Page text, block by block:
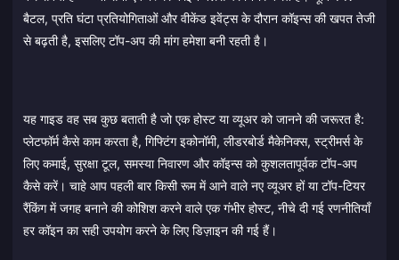
बैटल, प्रति घंटा प्रतियोगिताओं और वीकेंड इवेंट्स के दौरान कॉइन्स की खपत तेजी
से बढ़ती है, इसलिए टॉप-अप की मांग हमेशा बनी रहती है।
यह गाइड वह सब कुछ बताती है जो एक होस्ट या व्यूअर को जानने की जरूरत है:
प्लेटफॉर्म कैसे काम करता है, गिफ्टिंग इकोनॉमी, लीडरबोर्ड मैकेनिक्स, स्ट्रीमर्स के
लिए कमाई, सुरक्षा टूल, समस्या निवारण और कॉइन्स को कुशलतापूर्वक टॉप-अप
कैसे करें। चाहे आप पहली बार किसी रूम में आने वाले नए व्यूअर हों या टॉप-टियर
रैंकिंग में जगह बनाने की कोशिश करने वाले एक गंभीर होस्ट, नीचे दी गई रणनीतियाँ
हर कॉइन का सही उपयोग करने के लिए डिज़ाइन की गई हैं।